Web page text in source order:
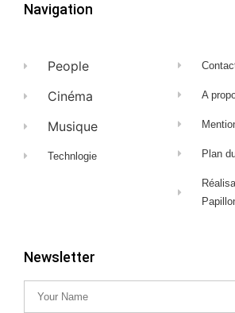
Navigation
People
Cinéma
Musique
Technlogie
A
Plan
Newsletter